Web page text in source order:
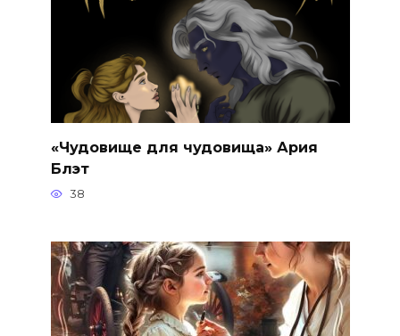
«Чудовище для чудовища» Ария
Блэт
38